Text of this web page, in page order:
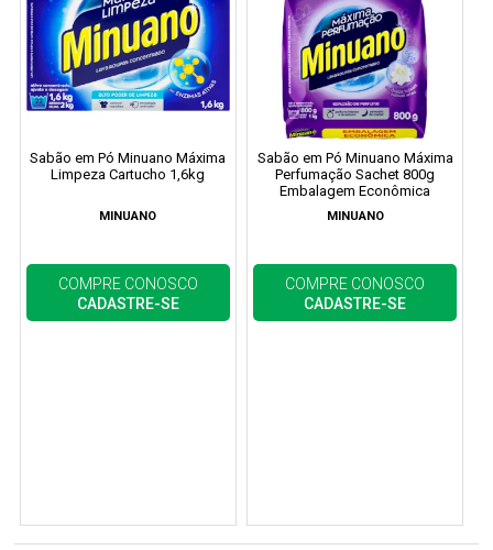
Sabão em Pó Minuano Máxima
Limpeza Cartucho 1,6kg
MINUANO
COMPRE CONOSCO
CADASTRE-SE
Sabão em Pó Minuano Máxima
Perfumação Sachet 800g
Embalagem Econômica
MINUANO
COMPRE CONOSCO
CADASTRE-SE